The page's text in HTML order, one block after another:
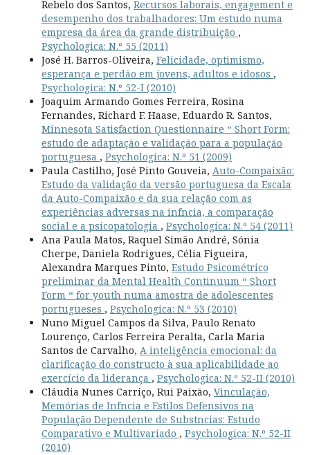
Rebelo dos Santos, Recursos laborais, engagement e
desempenho dos trabalhadores: Um estudo numa
empresa da área da grande distribuição ,
Psychologica: N.º 55 (2011)
José H. Barros-Oliveira, Felicidade, optimismo,
esperança e perdão em jovens, adultos e idosos ,
Psychologica: N.º 52-I (2010)
Joaquim Armando Gomes Ferreira, Rosina
Fernandes, Richard F. Haase, Eduardo R. Santos,
Minnesota Satisfaction Questionnaire “ Short Form:
estudo de adaptação e validação para a população
portuguesa , Psychologica: N.º 51 (2009)
Paula Castilho, José Pinto Gouveia, Auto-Compaixão:
Estudo da validação da versão portuguesa da Escala
da Auto-Compaixão e da sua relação com as
experiências adversas na infncia, a comparação
social e a psicopatologia , Psychologica: N.º 54 (2011)
Ana Paula Matos, Raquel Simão André, Sónia
Cherpe, Daniela Rodrigues, Célia Figueira,
Alexandra Marques Pinto, Estudo Psicométrico
preliminar da Mental Health Continuum “ Short
Form “ for youth numa amostra de adolescentes
portugueses , Psychologica: N.º 53 (2010)
Nuno Miguel Campos da Silva, Paulo Renato
Lourenço, Carlos Ferreira Peralta, Carla Maria
Santos de Carvalho, A inteligência emocional: da
clarificação do constructo à sua aplicabilidade ao
exercício da liderança , Psychologica: N.º 52-II (2010)
Cláudia Nunes Carriço, Rui Paixão, Vinculação,
Memórias de Infncia e Estilos Defensivos na
População Dependente de Substncias: Estudo
Comparativo e Multivariado , Psychologica: N.º 52-II
(2010)